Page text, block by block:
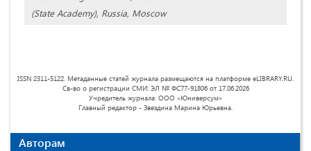
(State Academy), Russia, Moscow
ISSN 2311-5122. Метаданные статей журнала размещаются на платформе eLIBRARY.RU.
Св-во о регистрации СМИ: ЭЛ № ФС77-91806 от 17.06.2026
Учредитель журнала: ООО «Юниверсум»
Главный редактор - Звездина Марина Юрьевна.
Авторам